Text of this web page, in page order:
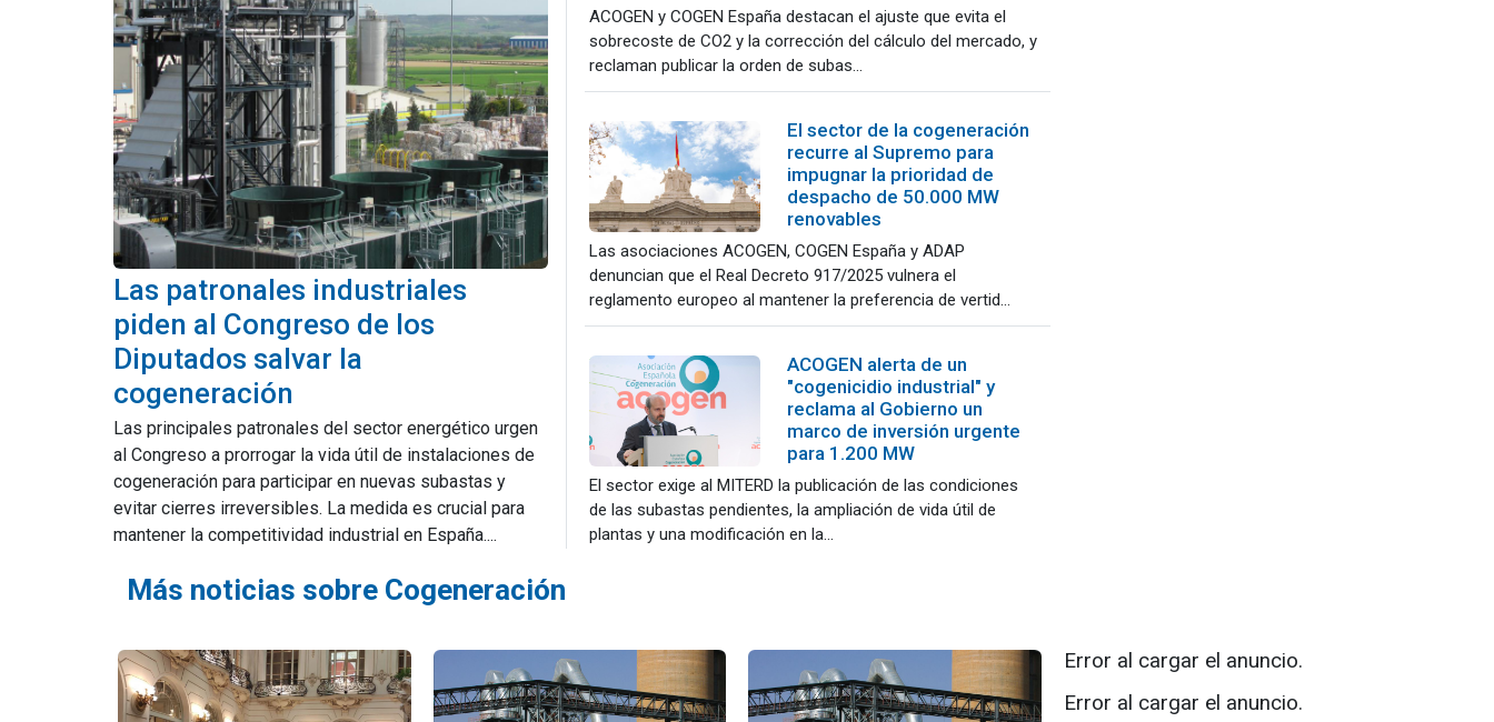
Las patronales industriales
piden al Congreso de los
Diputados salvar la
cogeneración
Las principales patronales del sector energético urgen
al Congreso a prorrogar la vida útil de instalaciones de
cogeneración para participar en nuevas subastas y
evitar cierres irreversibles. La medida es crucial para
mantener la competitividad industrial en España....
ACOGEN y COGEN España destacan el ajuste que evita el
sobrecoste de CO2 y la corrección del cálculo del mercado, y
reclaman publicar la orden de subas...
El sector de la cogeneración
recurre al Supremo para
impugnar la prioridad de
despacho de 50.000 MW
renovables
Las asociaciones ACOGEN, COGEN España y ADAP
denuncian que el Real Decreto 917/2025 vulnera el
reglamento europeo al mantener la preferencia de vertid...
ACOGEN alerta de un
"cogenicidio industrial" y
reclama al Gobierno un
marco de inversión urgente
para 1.200 MW
El sector exige al MITERD la publicación de las condiciones
de las subastas pendientes, la ampliación de vida útil de
plantas y una modificación en la...
Más noticias sobre Cogeneración
Error al cargar el anuncio.
Error al cargar el anuncio.